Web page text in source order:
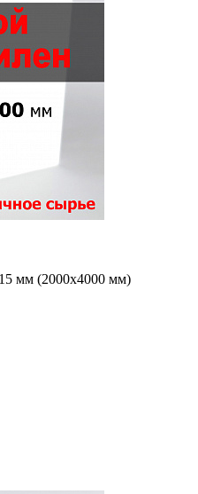
мм (2000х4000 мм)